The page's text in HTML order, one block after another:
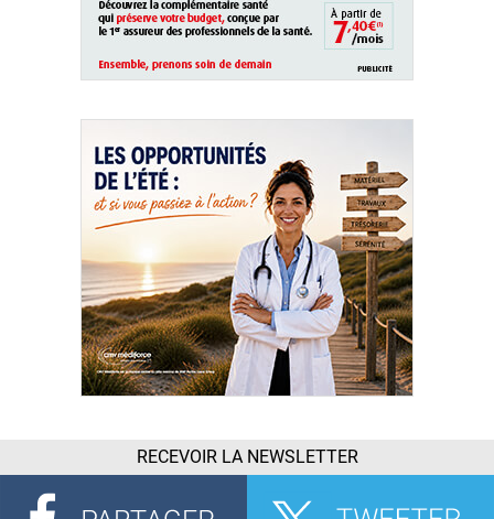
RECEVOIR LA NEWSLETTER